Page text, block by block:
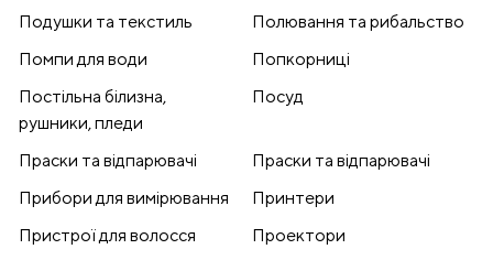
Подушки та текстиль
Полювання та рибальство
Помпи для води
Попкорниці
Постільна білизна,
рушники, пледи
Посуд
Праски та відпарювачі
Праски та відпарювачі
Прибори для вимірювання
Принтери
Пристрої для волосся
Проектори